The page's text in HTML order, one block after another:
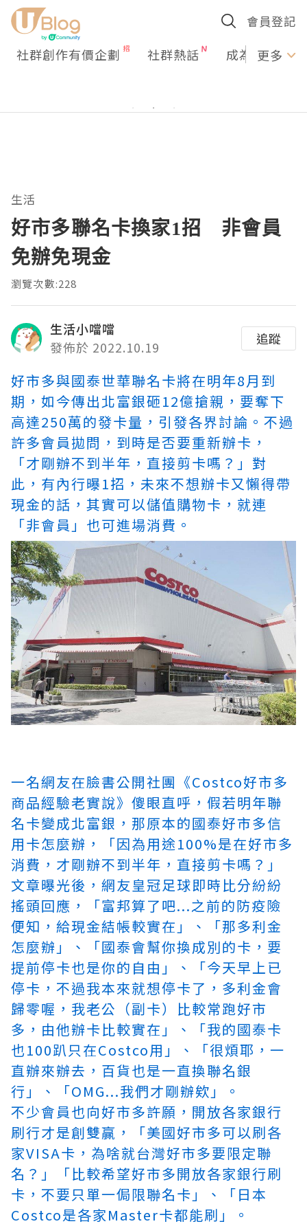
會員登記
社群創作有價企劃 社群熱話 成為U更多
生活
好市多聯名卡換家1招 非會員
免辦免現金
瀏覽次數:228
生活小噹噹
發佈於 2022.10.19
追蹤
好市多與國泰世華聯名卡將在明年8月到
期，如今傳出北富銀砸12億搶親，要奪下
高達250萬的發卡量，引發各界討論。不過
許多會員拋問，到時是否要重新辦卡，
「才剛辦不到半年，直接剪卡嗎？」對
此，有內行曝1招，未來不想辦卡又懶得帶
現金的話，其實可以儲值購物卡，就連
「非會員」也可進場消費。
一名網友在臉書公開社團《Costco好市多
商品經驗老實說》傻眼直呼，假若明年聯
名卡變成北富銀，那原本的國泰好市多信
用卡怎麼辦，「因為用途100%是在好市多
消費，才剛辦不到半年，直接剪卡嗎？」
文章曝光後，網友皇冠足球即時比分紛紛
搖頭回應，「富邦算了吧...之前的防疫險
便知，給現金結帳較實在」、「那多利金
怎麼辦」、「國泰會幫你換成別的卡，要
提前停卡也是你的自由」、「今天早上已
停卡，不過我本來就想停卡了，多利金會
歸零喔，我老公（副卡）比較常跑好市
多，由他辦卡比較實在」、「我的國泰卡
也100趴只在Costco用」、「很煩耶，一
直辦來辦去，百貨也是一直換聯名銀
行」、「OMG...我們才剛辦欸」。
不少會員也向好市多許願，開放各家銀行
刷行才是創雙贏，「美國好市多可以刷各
家VISA卡，為啥就台灣好市多要限定聯
名？」「比較希望好市多開放各家銀行刷
卡，不要只單一侷限聯名卡」、「日本
Costco是各家Master卡都能刷」。